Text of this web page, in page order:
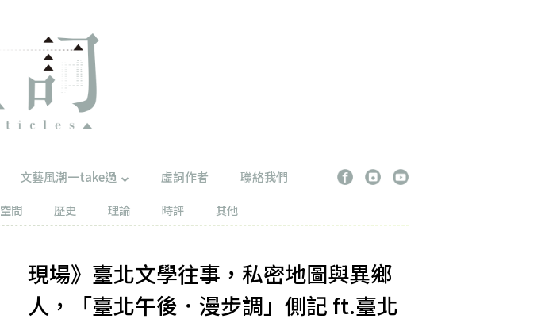
文藝風潮一take過 虛詞作者
聯絡我們
空間 歷史 理論 時評 其他
現場》臺北文學往事，私密地圖與異鄉
人，「臺北午後．漫步調」側記 ft.臺北